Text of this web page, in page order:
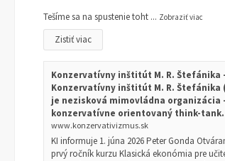
Karl-Friedrich Israel: Naša
bezprecedentnej inflácie
ROZHOVORY
21. JANUÁRA 2025
TOMÁŠ ZÁLEŠÁK
Tešíme sa na spustenie toht ... Zobraziť viac
Zistiť viac
Konzervatívny inštitút M. R. Štefánika
Konzervatívny inštitút M. R. Štefánika
je nezisková mimovládna organizácia
konzervatívne orientovaný think-tank.
www.konzervativizmus.sk
KI informuje 1. júna 2026 Peter Gonda
prvý ročník kurzu Klasická ekonómia pre